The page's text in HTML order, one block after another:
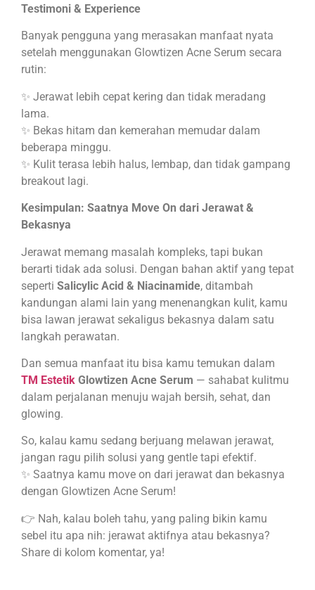
Testimoni & Experience
Banyak pengguna yang merasakan manfaat nyata
setelah menggunakan Glowtizen Acne Serum secara
rutin:
✨ Jerawat lebih cepat kering dan tidak meradang
lama.
✨ Bekas hitam dan kemerahan memudar dalam
beberapa minggu.
✨ Kulit terasa lebih halus, lembap, dan tidak gampang
breakout lagi.
Kesimpulan: Saatnya Move On dari Jerawat &
Bekasnya
Jerawat memang masalah kompleks, tapi bukan
berarti tidak ada solusi. Dengan bahan aktif yang tepat
seperti Salicylic Acid & Niacinamide, ditambah
kandungan alami lain yang menenangkan kulit, kamu
bisa lawan jerawat sekaligus bekasnya dalam satu
langkah perawatan.
Dan semua manfaat itu bisa kamu temukan dalam
TM Estetik Glowtizen Acne Serum — sahabat kulitmu
dalam perjalanan menuju wajah bersih, sehat, dan
glowing.
So, kalau kamu sedang berjuang melawan jerawat,
jangan ragu pilih solusi yang gentle tapi efektif.
✨ Saatnya kamu move on dari jerawat dan bekasnya
dengan Glowtizen Acne Serum!
👉 Nah, kalau boleh tahu, yang paling bikin kamu
sebel itu apa nih: jerawat aktifnya atau bekasnya?
Share di kolom komentar, ya!